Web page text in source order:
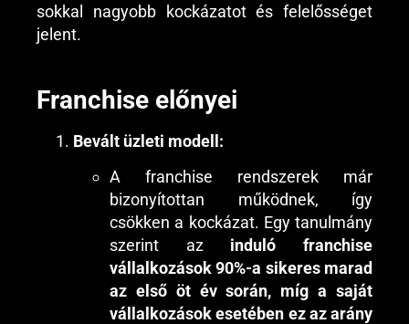
sokkal nagyobb kockázatot és felelősséget
jelent.
Franchise előnyei
Bevált üzleti modell:
A franchise rendszerek már
bizonyítottan működnek, így
csökken a kockázat. Egy tanulmány
szerint az induló franchise
vállalkozások 90%-a sikeres marad
az első öt év során, míg a saját
vállalkozások esetében ez az arány